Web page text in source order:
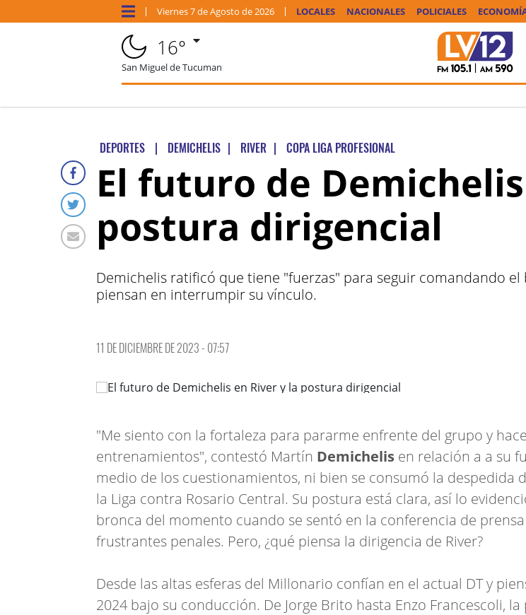
Viernes7 deAgosto de 2026 LOCALES NACIONALES POLICIALES
16°
San Miguel de Tucuman
DEPORTES | DEMICHELIS | RIVER | COPA LIGA PROFESIONAL
El futuro de
postura dirigencial
Demichelis ratificó que tiene "fuerzas" para seguir comandando
piensan en interrumpir su vínculo.
11 DE DICIEMBRE DE 2023 - 07:57
"Me siento con la fortaleza para pararme enfrente del grupo y
entrenamientos", contestó Martín Demichelis en relación a a su
medio de los cuestionamientos, ni bien se consumó la despedida
la Liga contra Rosario Central. Su postura está clara, así lo
bronca del momento cuando se sentó en la conferencia de
frustrantes penales. Pero, ¿qué piensa la dirigencia de River?
Desde las altas esferas del Millonario confían en el actual DT y
2024 bajo su conducción. De Jorge Brito hasta Enzo Francescoli,